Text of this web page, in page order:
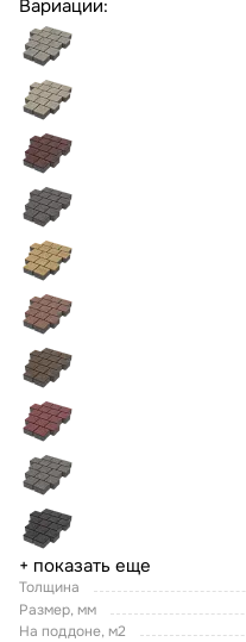
Вариации:
+ показать еще
Толщина
Размер, мм
На поддоне, м2